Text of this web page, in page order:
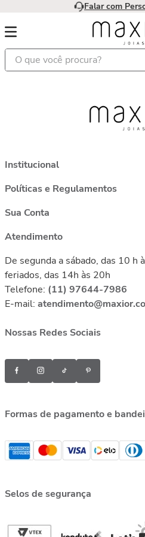
Falar com
O que você procura?
Institucional
Políticas e Regulamentos
Sua Conta
Atendimento
De segunda a sábado, das 10 h
feriados, das 14h às 20h
Telefone: (11) 97644-7986
E-mail:
Nossas Redes Sociais
Formas de pagamento e
Selos de segurança